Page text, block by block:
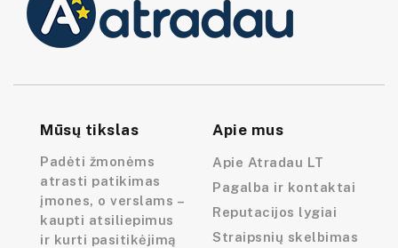
Mūsų tikslas
Padėti žmonėms
atrasti patikimas
įmones, o verslams –
kaupti atsiliepimus
ir kurti pasitikėjimą
Apie mus
Apie Atradau LT
Pagalba ir kontaktai
Reputacijos lygiai
Straipsnių skelbimas